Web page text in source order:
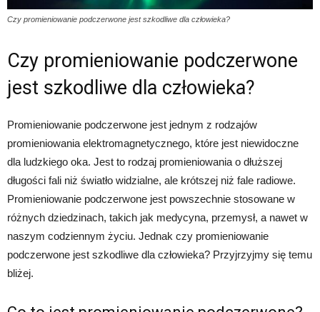
Czy promieniowanie podczerwone jest szkodliwe dla człowieka?
Czy promieniowanie podczerwone
jest szkodliwe dla człowieka?
Promieniowanie podczerwone jest jednym z rodzajów
promieniowania elektromagnetycznego, które jest niewidoczne
dla ludzkiego oka. Jest to rodzaj promieniowania o dłuższej
długości fali niż światło widzialne, ale krótszej niż fale radiowe.
Promieniowanie podczerwone jest powszechnie stosowane w
różnych dziedzinach, takich jak medycyna, przemysł, a nawet w
naszym codziennym życiu. Jednak czy promieniowanie
podczerwone jest szkodliwe dla człowieka? Przyjrzyjmy się temu
bliżej.